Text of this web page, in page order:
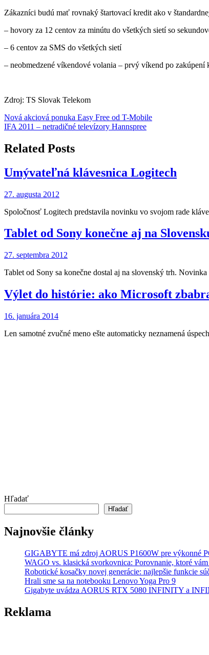
Zákazníci budú mať rovnaký štartovací kredit ako v
– hovory za 12 centov za minútu do všetkých sietí so
– 6 centov za SMS do všetkých sietí
– neobmedzené víkendové volania – prvý víkend po
Zdroj: TS Slovak Telekom
Navigácia
v
článku
Nová akciová ponuka Easy Free od T-Mobile
IFA 2011 – netradičné televízory Hannspree
Related Posts
Umývateľná klávesnica Logitech
27. augusta 2012
Spoločnosť Logitech predstavila novinku vo svojom rade
Tablet od Sony konečne aj na
27. septembra 2012
Tablet od Sony sa konečne dostal aj na slovenský trh.
Výlet do histórie: ako Microsoft
16. januára 2014
Len samotné zvučné meno ešte automaticky neznamená
Hľadať
Hľadať
Najnovšie články
GIGABYTE má zdroj AORUS P1600W pre výkonné
WAGO vs. klasická svorkovnica: Porovnanie, ktoré
Robotické kosačky novej generácie: najlepšie funkcie
Hrali sme sa na notebooku Lenovo Yoga Pro 9
Gigabyte uvádza AORUS RTX 5080 INFINITY a
Reklama